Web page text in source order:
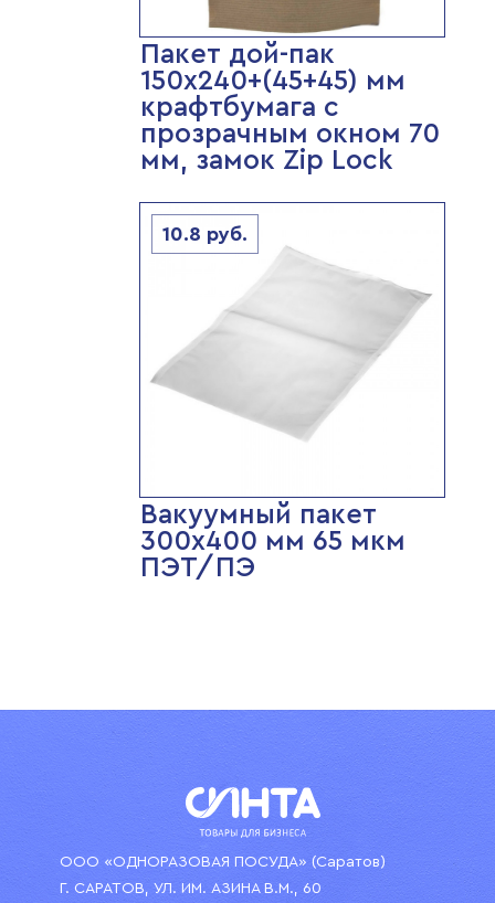
Пакет дой-пак
150х240+(45+45) мм
крафтбумага с
прозрачным окном 70
мм, замок Zip Lock
10.8 руб.
Вакуумный пакет
300х400 мм 65 мкм
ПЭТ/ПЭ
ООО «ОДНОРАЗОВАЯ ПОСУДА» (Саратов)
Г. САРАТОВ, УЛ. ИМ. АЗИНА В.М., 60